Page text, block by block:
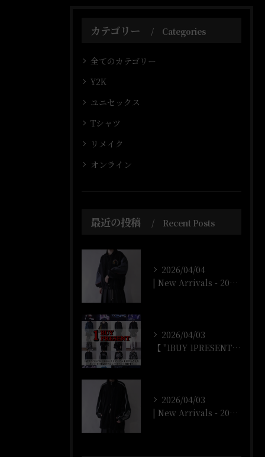
カテゴリー Categories
全てのカテゴリー
Y2K
ユニセックス
Tシャツ
リメイク
オンライン
最近の投稿 Recent Posts
2026/04/04
| New Arrivals - 2026/4/4 |
2026/04/03
【 "1BUY 1PRESENT" オンラインストア開催‼️...
2026/04/03
| New Arrivals - 2026/4/3 |